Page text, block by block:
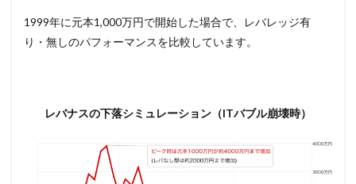
1999年に元本1,000万円で開始した場合で、レバレッジ有
り・無しのパフォーマンスを比較しています。
レバナスの下落シミュレーション（ITバブル崩壊時）